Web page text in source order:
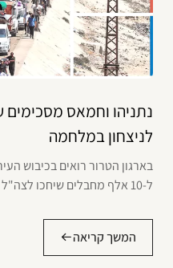
נתניהו וחמאס
לניצחון במלחמה
בארגון הטרור רואים בכיבוש
ל-10 אלף מחבלים שיחכו לצה"ל • הלו"ז...
המשך קריאה